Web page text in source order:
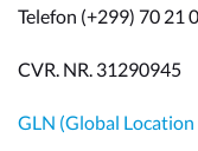
Telefon (+299) 70 21
CVR. NR. 31290945
GLN (Global